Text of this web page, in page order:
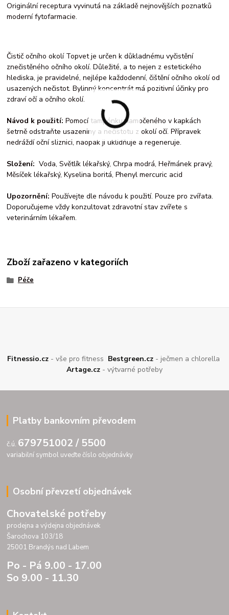
Originální receptura vyvinutá na základě nejnovějších poznatků
moderní fytofarmacie.
Čistič očního okolí Topvet je určen k důkladnému vyčistění
znečistěného očního okolí. Důležité, a to nejen z estetického
hlediska, je pravidelné, nejlépe každodenní, čištění očního okolí od
usazených nečistot. Bylinný koncentrát má pozitivní účinky pro
zdraví očí a očního okolí.
Návod k použití:Pomocí tampónku namočeného v kapkách
šetrně odstraňte usazeniny a nečistotu z okolí očí. Přípravek
nedráždí oční sliznici, naopak ji uklidňuje a regeneruje.
Složení: Voda, Světlík lékařský, Chrpa modrá, Heřmánek pravý,
Měsíček lékařský, Kyselina boritá, Phenyl mercuric acid
Upozornění:Používejte dle návodu k použití. Pouze pro zvířata.
Doporučujeme vždy konzultovat zdravotní stav zvířete s
veterinárním lékařem.
Zboží zařazeno v kategoriích
Péče
Fitnessio.cz - vše pro fitness Bestgreen.cz - ječmen a chlorella
Artage.cz - výtvarné potřeby
Platby bankovním převodem
č.ú. 679751002 / 5500
variabilní symbol uveďte číslo objednávky
Osobní převzetí objednávek
Chovatelské potřeby
prodejna a výdejna objednávek
Šarochova 103/18
25001 Brandýs nad Labem
Po - Pá 9.00 - 17.00
So 9.00 - 11.30